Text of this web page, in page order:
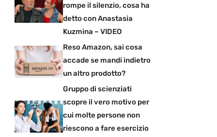
rompe il silenzio, cosa ha
detto con Anastasia
Kuzmina – VIDEO
Reso Amazon, sai cosa
accade se mandi indietro
un altro prodotto?
Gruppo di scienziati
scopre il vero motivo per
cui molte persone non
riescono a fare esercizio